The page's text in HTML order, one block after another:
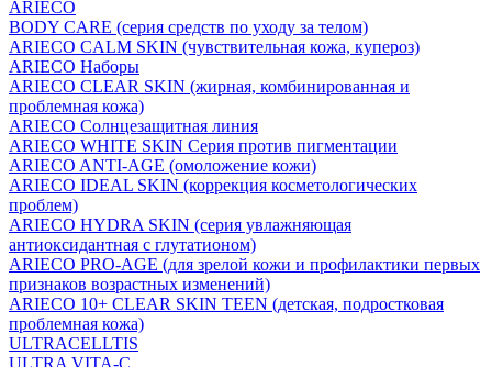
ARIECO
BODY CARE (серия средств по уходу за телом)
ARIECO CALM SKIN (чувствительная кожа, купероз)
ARIECO Наборы
ARIECO CLEAR SKIN (жирная, комбинированная и
проблемная кожа)
ARIECO Солнцезащитная линия
ARIECO WHITE SKIN Серия против пигментации
ARIECO ANTI-AGE (омоложение кожи)
ARIECO IDEAL SKIN (коррекция косметологических
проблем)
ARIECO HYDRA SKIN (серия увлажняющая
антиоксидантная с глутатионом)
ARIECO PRO-AGE (для зрелой кожи и профилактики первых
признаков возрастных изменений)
ARIECO 10+ CLEAR SKIN TEEN (детская, подростковая
проблемная кожа)
ULTRACELLTIS
ULTRA VITA-C